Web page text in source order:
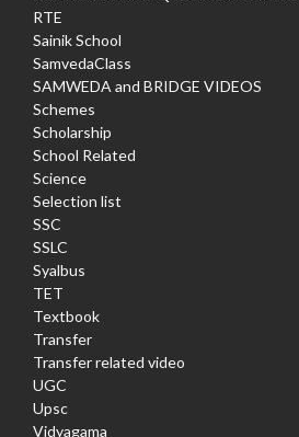
RTE
Sainik School
SamvedaClass
SAMWEDA and BRIDGE VIDEOS
Schemes
Scholarship
School Related
Science
Selection list
SSC
SSLC
Syalbus
TET
Textbook
Transfer
Transfer related video
UGC
Upsc
Vidyagama